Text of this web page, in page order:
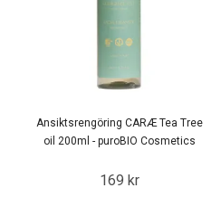
Ansiktsrengöring CARÆ Tea Tree
oil 200ml - puroBIO Cosmetics
169 kr